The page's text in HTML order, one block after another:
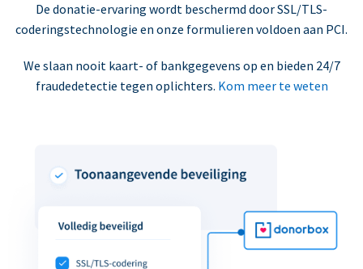
De donatie-ervaring wordt beschermd door SSL/TLS-
coderingstechnologie en onze formulieren voldoen aan PCI.
We slaan nooit kaart- of bankgegevens op en bieden 24/7
fraudedetectie tegen oplichters. Kom meer te weten